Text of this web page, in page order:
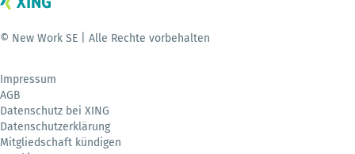
© New Work SE | Alle Rechte vorbehalten
Impressum
AGB
Datenschutz bei XING
Datenschutzerklärung
Mitgliedschaft kündigen